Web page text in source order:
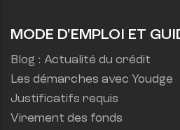
MODE D'EMPLOI ET
Blog : Actualité du crédit
Les démarches avec Youdge
Justificatifs requis
Virement des fonds